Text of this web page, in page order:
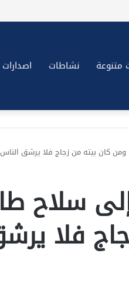
متنوعة نشاطات اصدارات
كان بيته من زجاج فلا يرشق الناس
إلى سلاح
فلا